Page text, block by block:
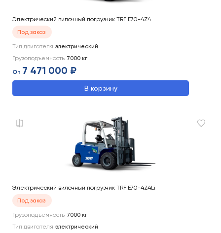
Электрический вилочный погрузчик TRF E70-4Z4
Под заказ
Тип двигателя электрический
Грузоподъемность 7000 кг
От 7 471 000 ₽
В корзину
Электрический вилочный погрузчик TRF E70-4Z4Li
Под заказ
Грузоподъемность 7000 кг
Тип двигателя электрический